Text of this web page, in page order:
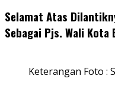
Selamat Atas
Sebagai Pjs. Wali
Keterangan Foto :